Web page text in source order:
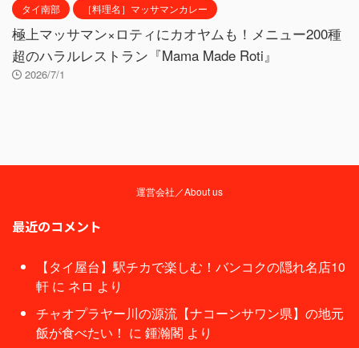
タイ南部 ［料理名］マッサマンカレー
極上マッサマン×ロティにカオヤムも！メニュー200種
超のハラルレストラン『Mama Made Roti』
2026/7/1
運営会社／About us
最近のコメント
【タイ屋台】駅チカで楽しむ！バンコクの隠れ名店10
軒 に ネロ より
チャオプラヤー川の源流【ナコーンサワン県】の地元
飯が食べたい！ に 鍾瀚閣 より